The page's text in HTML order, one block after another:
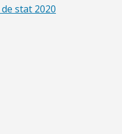
stat 2020